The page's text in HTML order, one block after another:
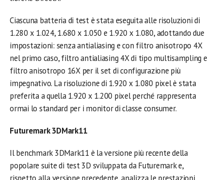
Ciascuna batteria di test è stata eseguita alle risoluzioni di
1.280 x 1.024, 1.680 x 1.050 e 1.920 x 1.080, adottando due
impostazioni: senza antialiasing e con filtro anisotropo 4X
nel primo caso, filtro antialiasing 4X di tipo multisampling e
filtro anisotropo 16X per il set di configurazione più
impegnativo. La risoluzione di 1.920 x 1.080 pixel è stata
preferita a quella 1.920 x 1.200 pixel perché rappresenta
ormai lo standard per i monitor di classe consumer.
Futuremark 3DMark11
Il benchmark 3DMark11 è la versione più recente della
popolare suite di test 3D sviluppata da Futuremark e,